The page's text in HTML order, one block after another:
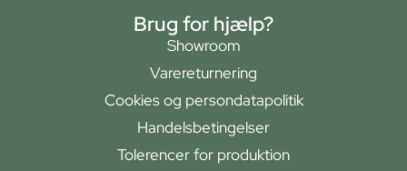
Brug for hjælp?
Showroom
Varereturnering
Cookies og persondatapolitik
Handelsbetingelser
Tolerencer for produktion